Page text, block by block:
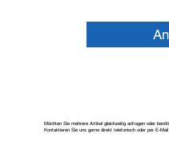
Möchten Sie mehrere Artikel gleichzeitig anfragen oder
Kontaktieren Sie uns gerne direkt telefonisch oder per E-